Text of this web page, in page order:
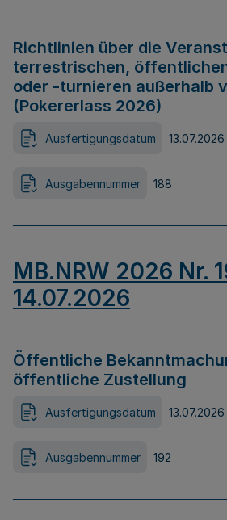
Richtlinien über die
terrestrischen,
oder -turnieren außerhalb
(Pokererlass 2026)
Ausfertigungsdatum 13.07.2026
Ausgabennummer 188
MB.NRW 2026 Nr.
14.07.2026
Öffentliche
öffentliche Zustellung
Ausfertigungsdatum 13.07.2026
Ausgabennummer 192